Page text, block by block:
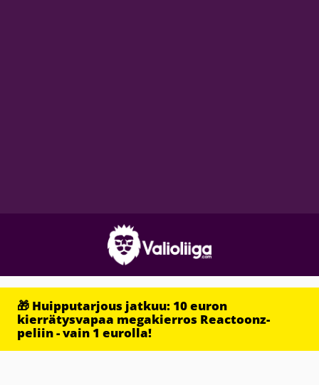
🎁 Huipputarjous jatkuu: 10 euron
kierrätysvapaa megakierros Reactoonz-
peliin - vain 1 eurolla!